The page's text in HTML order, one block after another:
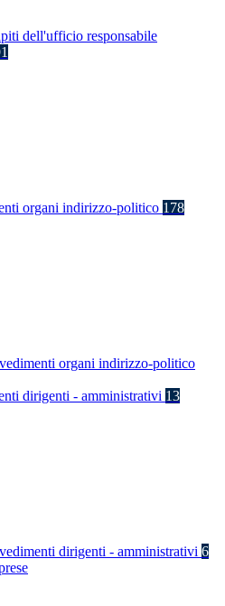
dell'ufficio responsabile
organi indirizzo-politico 178
organi indirizzo-politico
dirigenti - amministrativi 13
dirigenti - amministrativi 6